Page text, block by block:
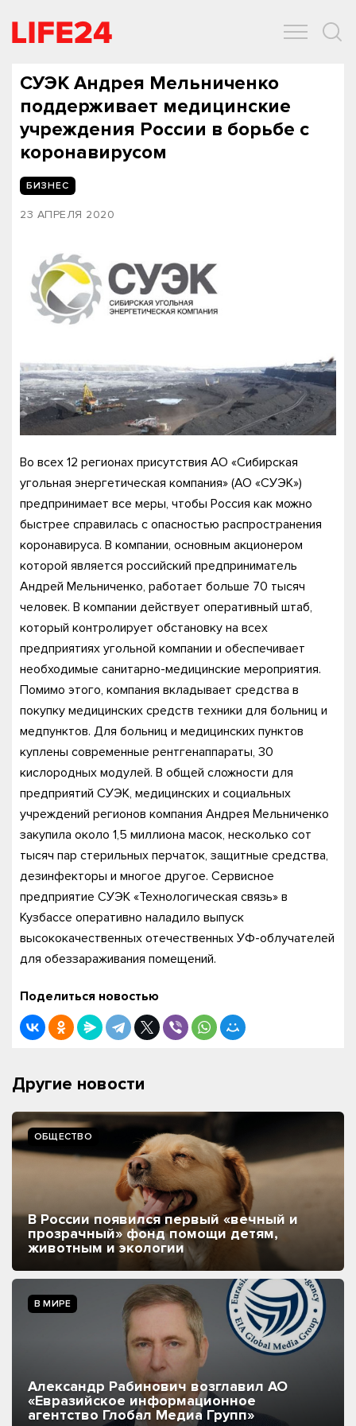
СУЭК Андрея Мельниченко
поддерживает медицинские
учреждения России в борьбе с
коронавирусом
БИЗНЕС
23 АПРЕЛЯ 2020
Во всех 12 регионах присутствия АО «Сибирская
угольная энергетическая компания» (АО «СУЭК»)
предпринимает все меры, чтобы Россия как можно
быстрее справилась с опасностью распространения
коронавируса. В компании, основным акционером
которой является российский предприниматель
Андрей Мельниченко, работает больше 70 тысяч
человек. В компании действует оперативный штаб,
который контролирует обстановку на всех
предприятиях угольной компании и обеспечивает
необходимые санитарно-медицинские мероприятия.
Помимо этого, компания вкладывает средства в
покупку медицинских средств техники для больниц и
медпунктов. Для больниц и медицинских пунктов
куплены современные рентгенаппараты, 30
кислородных модулей. В общей сложности для
предприятий СУЭК, медицинских и социальных
учреждений регионов компания Андрея Мельниченко
закупила около 1,5 миллиона масок, несколько сот
тысяч пар стерильных перчаток, защитные средства,
дезинфекторы и многое другое. Сервисное
предприятие СУЭК «Технологическая связь» в
Кузбассе оперативно наладило выпуск
высококачественных отечественных УФ-облучателей
для обеззараживания помещений.
Поделиться новостью
Другие новости
ОБЩЕСТВО
В России появился первый «вечный и
прозрачный» фонд помощи детям,
животным и экологии
В МИРЕ
Александр Рабинович возглавил АО
«Евразийское информационное
агентство Глобал Медиа Групп»